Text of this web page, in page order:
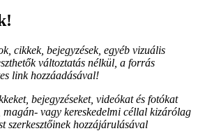
cikkek, bejegyzések, egyéb vizuális
változtatás nélkül, a forrás
link hozzáadásával!
bejegyzéseket, videókat és fotókat
vagy kereskedelmi céllal kizárólag
szerkesztőinek hozzájárulásával